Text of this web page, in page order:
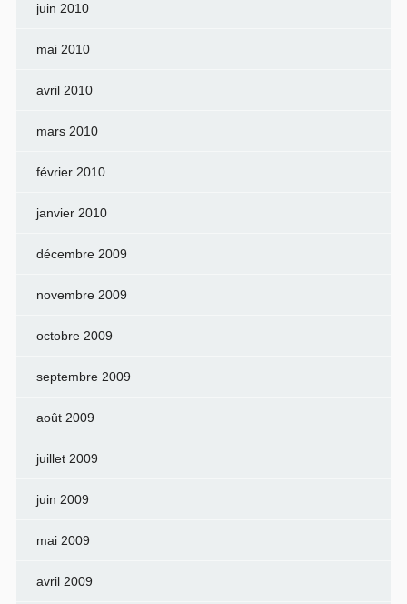
juin 2010
mai 2010
avril 2010
mars 2010
février 2010
janvier 2010
décembre 2009
novembre 2009
octobre 2009
septembre 2009
août 2009
juillet 2009
juin 2009
mai 2009
avril 2009